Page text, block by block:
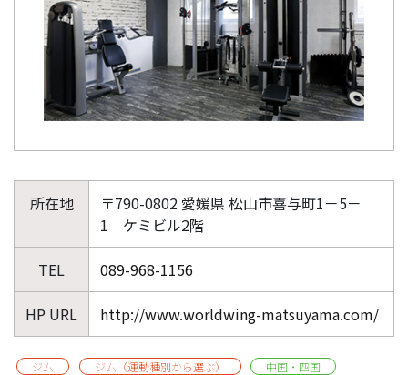
所在地
〒790-0802 愛媛県 松山市喜与町1－5－
1 ケミビル2階
TEL 089-968-1156
HP URL http://www.worldwing-matsuyama.com/
ジム ジム（運動種別から選ぶ）
中国・四国